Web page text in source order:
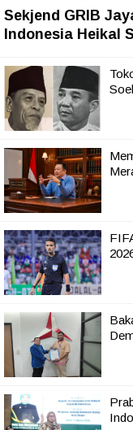
Sekjend GRIB
Indonesia Heikal